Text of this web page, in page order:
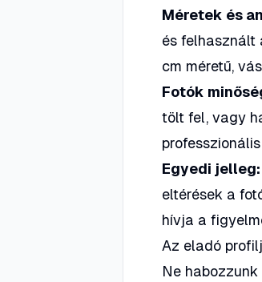
Méretek és
és felhasznált
cm méretű,
Fotók
tölt fel, vagy
Egyedi jelleg:
eltérések a
hívja a
Az eladó
Ne